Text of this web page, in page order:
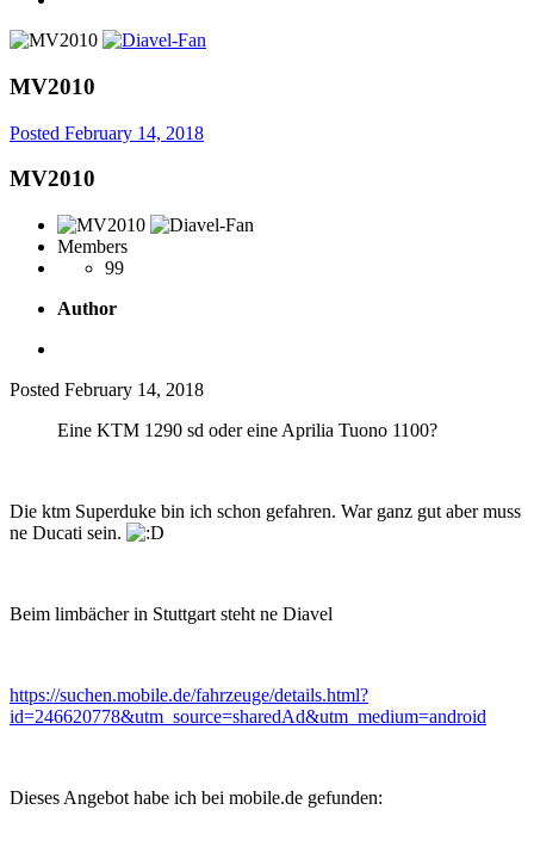
MV2010
Posted February 14, 2018
MV2010
Members
99
Author
Posted February 14, 2018
Eine KTM 1290 sd oder eine Aprilia Tuono 1100?
Die ktm Superduke bin ich schon gefahren. War ganz gut aber muss
ne Ducati sein.
Beim limbächer in Stuttgart steht ne Diavel
https://suchen.mobile.de/fahrzeuge/details.html?
id=246620778&utm_source=sharedAd&utm_medium=android
Dieses Angebot habe ich bei mobile.de gefunden: